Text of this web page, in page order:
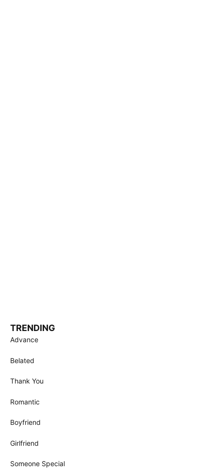
TRENDING
Advance
Belated
Thank You
Romantic
Boyfriend
Girlfriend
Someone Special